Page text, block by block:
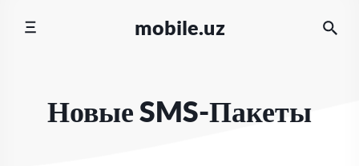
mobile.uz
Новые SMS-Пакеты